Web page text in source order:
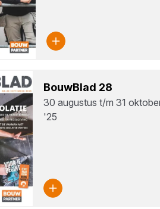
Bouw­Blad 28
30 augustus t/m 31
'25